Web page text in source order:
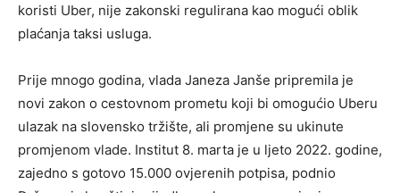
koristi Uber, nije zakonski regulirana kao mogući oblik
plaćanja taksi usluga.
Prije mnogo godina, vlada Janeza Janše pripremila je
novi zakon o cestovnom prometu koji bi omogućio Uberu
ulazak na slovensko tržište, ali promjene su ukinute
promjenom vlade. Institut 8. marta je u ljeto 2022. godine,
zajedno s gotovo 15.000 ovjerenih potpisa, podnio